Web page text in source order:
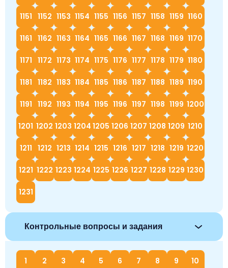
1151 1152 1153 1154 1155 1156 1157 1158 1159 1160
1161 1162 1163 1164 1165 1166 1167 1168 1169 1170
1171 1172 1173 1174 1175 1176 1177 1178 1179 1180
1181 1182 1183 1184 1185 1186 1187 1188 1189 1190
1191 1192 1193 1194 1195 1196 1197 1198 1199 1200
1201 1202 1203 1204 1205 1206 1207 1208 1209 1210
1211 1212 1213 1214 1215 1216 1217 1218 1219 1220
1221 1222 1223 1224 1225 1226 1227 1228 1229 1230
1231
Контрольные вопросы и задания
1 2 3 4 5 6 7 8 9 10